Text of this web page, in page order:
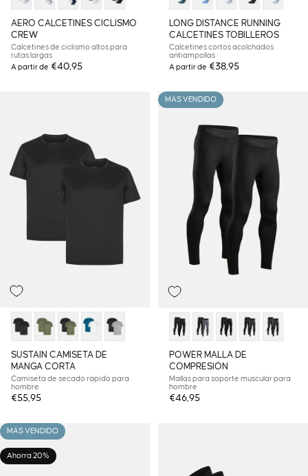
AERO CALCETINES CICLISMO
CREW
Calcetines de ciclismo altos para
rutas largas
A partir de €40,95
LONG DISTANCE RUNNING
CALCETINES TOBILLEROS
Calcetines cortos acolchados
antiampollas
A partir de €38,95
SUSTAIN CAMISETA DE
MANGA CORTA
Camiseta de secado rápido para
hombre
€55,95
MÁS VENDIDO
POWER MALLA DE
COMPRESIÓN
Mallas para soporte muscular para
hombre
€46,95
MÁS VENDIDO
Ahorra 20%